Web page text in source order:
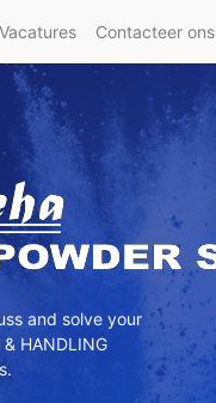
Vacatures Contacteer ons
and solve your
& HANDLING